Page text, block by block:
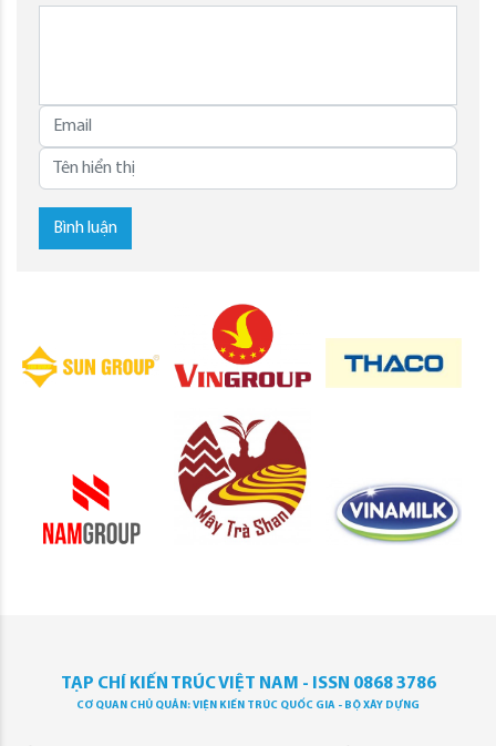
Bình luận
TẠP CHÍ KIẾN TRÚC VIỆT NAM - ISSN 0868 3786
CƠ QUAN CHỦ QUẢN: VIỆN KIẾN TRÚC QUỐC GIA - BỘ XÂY DỰNG